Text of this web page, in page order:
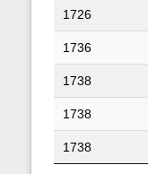
1726
1736
1738
1738
1738